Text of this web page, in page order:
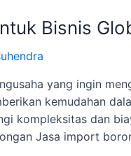
Bisnis
yang ingin
kemudahan
kompleksitas dan
Jasa import